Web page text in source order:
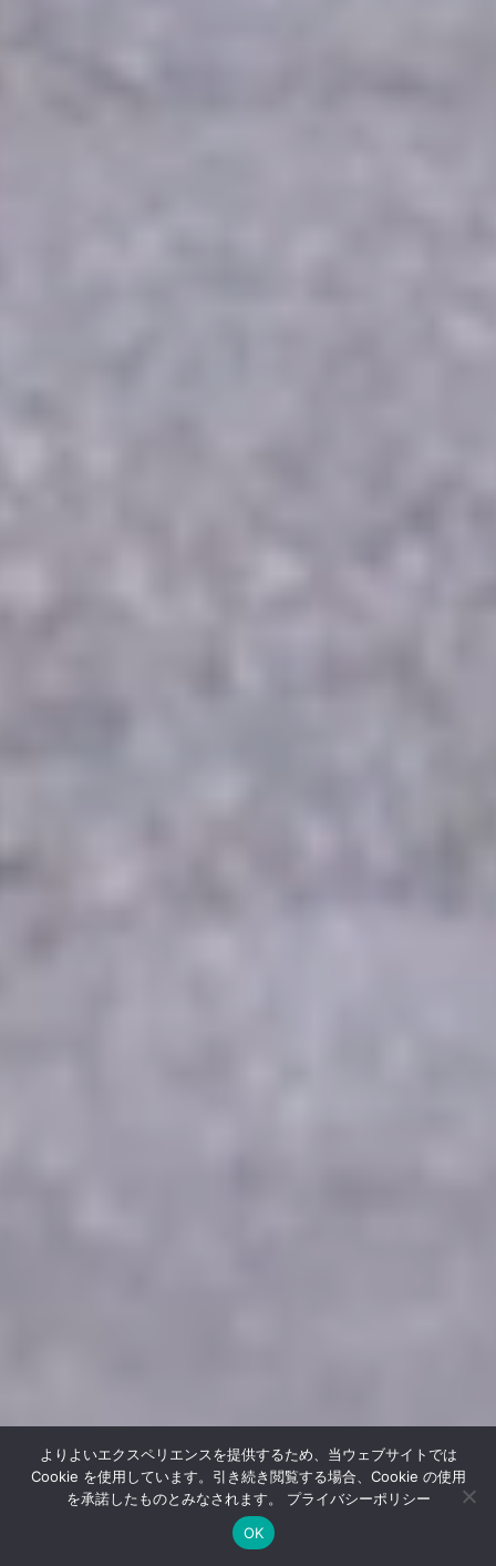
よりよいエクスペリエンスを提供するため、当ウェブサイトでは
Cookie を使用しています。引き続き閲覧する場合、Cookie の使用
を承諾したものとみなされます。 プライバシーポリシー
OK